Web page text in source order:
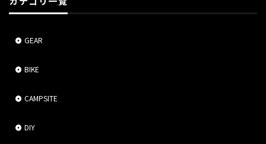
GEAR
BIKE
CAMPSITE
DIY